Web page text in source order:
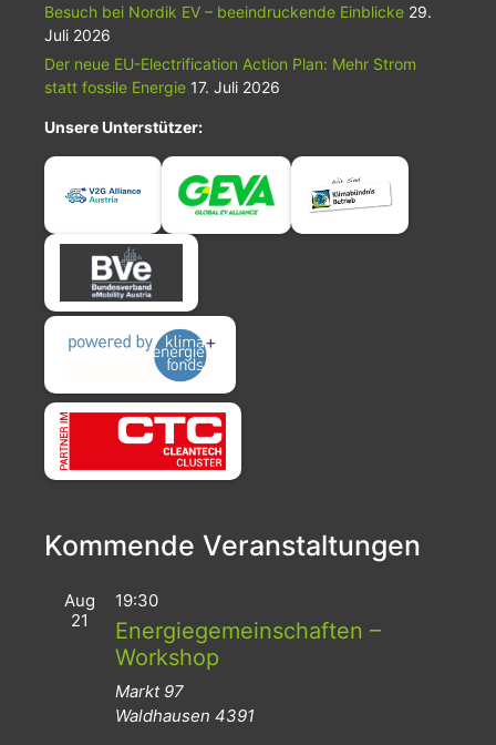
Besuch bei Nordik EV – beeindruckende Einblicke 29.
Juli 2026
Der neue EU-Electrification Action Plan: Mehr Strom
statt fossile Energie 17. Juli 2026
Unsere Unterstützer:
Kommende Veranstaltungen
Aug
21
19:30
Energiegemeinschaften –
Workshop
Markt 97
Waldhausen 4391